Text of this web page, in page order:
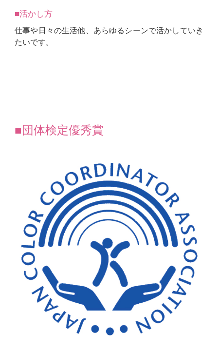
■活かし方
仕事や日々の生活他、あらゆるシーンで活かしていき
たいです。
■団体検定優秀賞